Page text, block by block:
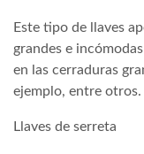
Este tipo de llaves
grandes e
en las cerraduras
ejemplo, entre otros.
Llaves de serreta